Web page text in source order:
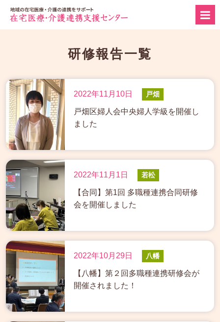
研修報告一覧
2022年11月10日 戸畑
戸畑区婦人会中央婦人学級を開催し
ました
2022年11月1日 若松
【合同】第1回 多職種連携合同研修
会を開催しました
2022年10月29日 八幡
【八幡】第２回多職種連携研修会が
開催されました！